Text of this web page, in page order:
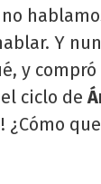
no
Y
y
ciclo de
¿Cómo